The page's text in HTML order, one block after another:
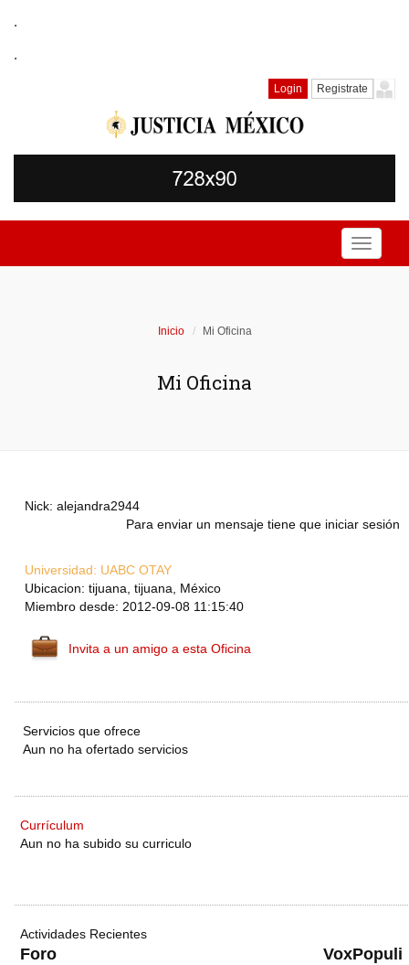
.
.
Login Registrate
Toggle
Inicio Mi Oficina
Mi Oficina
Nick: alejandra2944
Para enviar un mensaje tiene que iniciar sesión
Universidad: UABC OTAY
Ubicacion: tijuana, tijuana, México
Miembro desde: 2012-09-08 11:15:40
Invita a un amigo a esta Oficina
Servicios que ofrece
Aun no ha ofertado servicios
Currículum
Aun no ha subido su curriculo
Actividades Recientes
Foro VoxPopuli